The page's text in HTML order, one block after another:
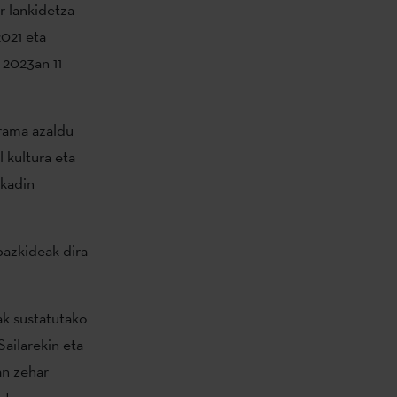
lankidetza
eta
11
azaldu
kultura eta
dira
sustatutako
eta
zehar